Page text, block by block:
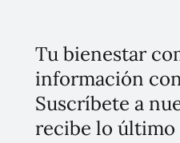
Tu bienestar
información
Suscríbete a
recibe lo último